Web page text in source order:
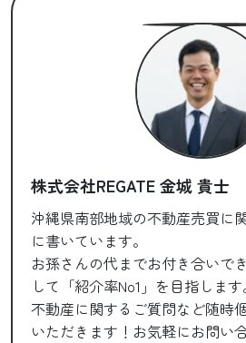
株式会社REGATE 金城 貴士
沖縄県南部地域の不動産売買に
に書いています。
お孫さんの代までお付き合いで
して「紹介率No1」を目指します
不動産に関するご質問など随時
いただきます！お気軽にお問い